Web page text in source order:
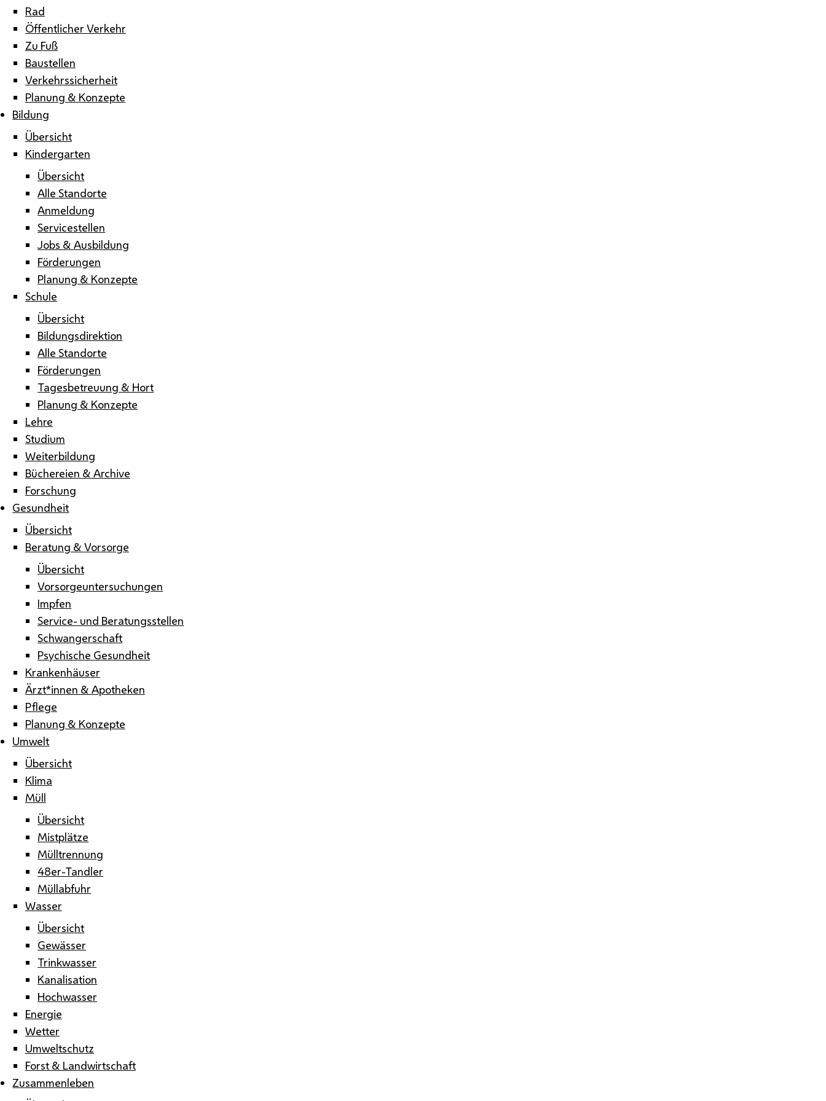
Rad
Öffentlicher Verkehr
Zu Fuß
Baustellen
Verkehrssicherheit
Planung & Konzepte
Bildung
Übersicht
Kindergarten
Übersicht
Alle Standorte
Anmeldung
Servicestellen
Jobs & Ausbildung
Förderungen
Planung & Konzepte
Schule
Übersicht
Bildungsdirektion
Alle Standorte
Förderungen
Tagesbetreuung & Hort
Planung & Konzepte
Lehre
Studium
Weiterbildung
Büchereien & Archive
Forschung
Gesundheit
Übersicht
Beratung & Vorsorge
Übersicht
Vorsorgeuntersuchungen
Impfen
Service- und Beratungsstellen
Schwangerschaft
Psychische Gesundheit
Krankenhäuser
Ärzt*innen & Apotheken
Pflege
Planung & Konzepte
Umwelt
Übersicht
Klima
Müll
Übersicht
Mistplätze
Mülltrennung
48er-Tandler
Müllabfuhr
Wasser
Übersicht
Gewässer
Trinkwasser
Kanalisation
Hochwasser
Energie
Wetter
Umweltschutz
Forst & Landwirtschaft
Zusammenleben